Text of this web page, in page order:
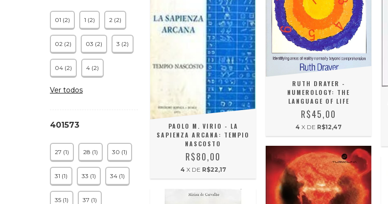
01 (2) 1 (2) 2 (2)
02 (2) 03 (2) 3 (2)
04 (2) 4 (2)
Ver todos
401573
27 (1) 28 (1) 30 (1)
31 (1) 33 (1) 34 (1)
35 (1) 37 (1)
PAOLO M. VIRIO - LA
SAPIENZA ARCANA: TEMPIO
NASCOSTO
R$80,00
4 X DE R$22,17
RUTH DRAYER -
NUMEROLOGY: THE
LANGUAGE OF LIFE
R$45,00
4 X DE R$12,47